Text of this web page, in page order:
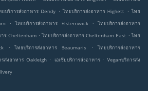
ยบริการส่งอาหาร Dendy . ไทยบริการส่งอาหาร Highett . ไทย
. ไทยบริการส่งอาหาร Elsternwick .
ไทยบริการส่งอาหาร
ร Cheltenham . ไทยบริการส่งอาหาร Cheltenham East . ไทย
. ไทยบริการส่งอาหาร Beaumaris .
ไทยบริการส่งอาหาร
รส่งอาหาร Oakleigh . เอเชียบริการส่งอาหาร . Veganบริการส่ง